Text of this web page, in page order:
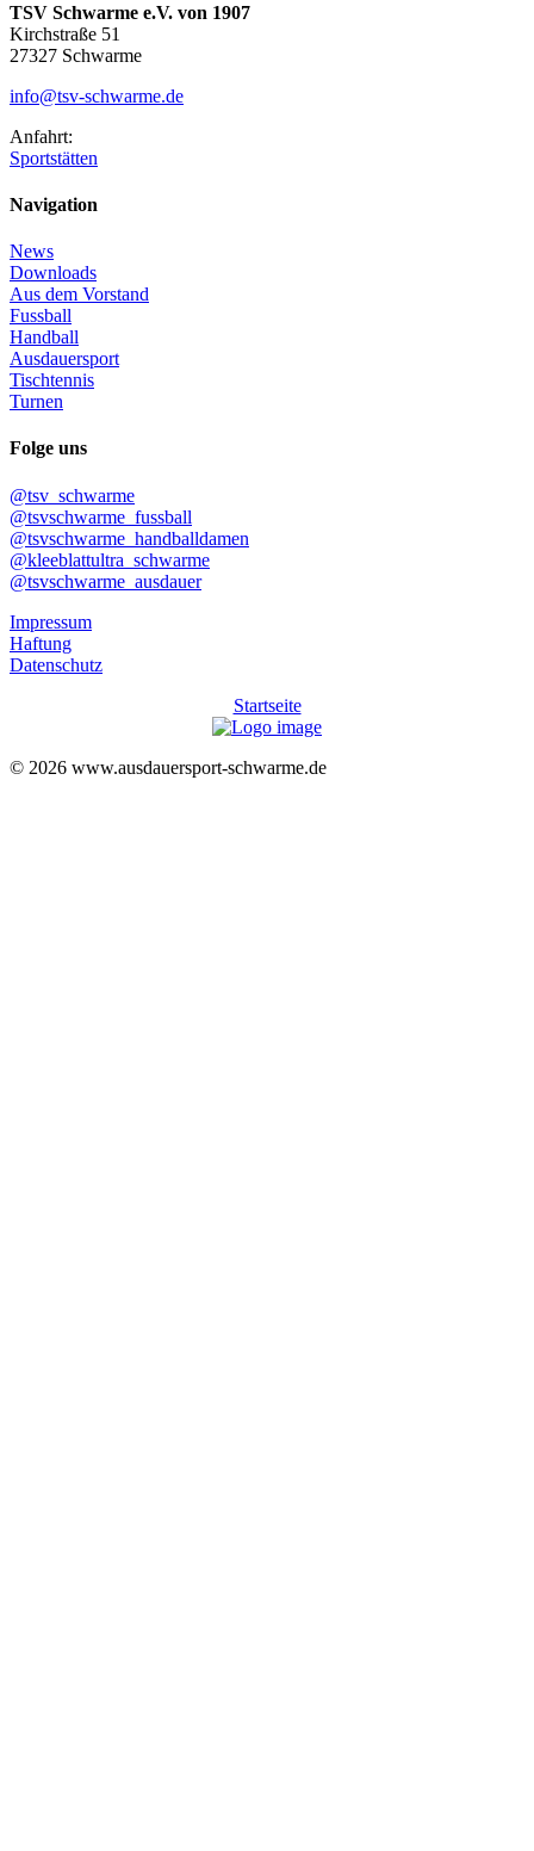
TSV Schwarme e.V. von 1907
Kirchstraße 51
27327 Schwarme
info@tsv-schwarme.de
Anfahrt:
Sportstätten
Navigation
News
Downloads
Aus dem Vorstand
Fussball
Handball
Ausdauersport
Tischtennis
Turnen
Folge uns
@tsv_schwarme
@tsvschwarme_fussball
@tsvschwarme_handballdamen
@kleeblattultra_schwarme
@tsvschwarme_ausdauer
Impressum
Haftung
Datenschutz
Startseite
© 2026 www.ausdauersport-schwarme.de